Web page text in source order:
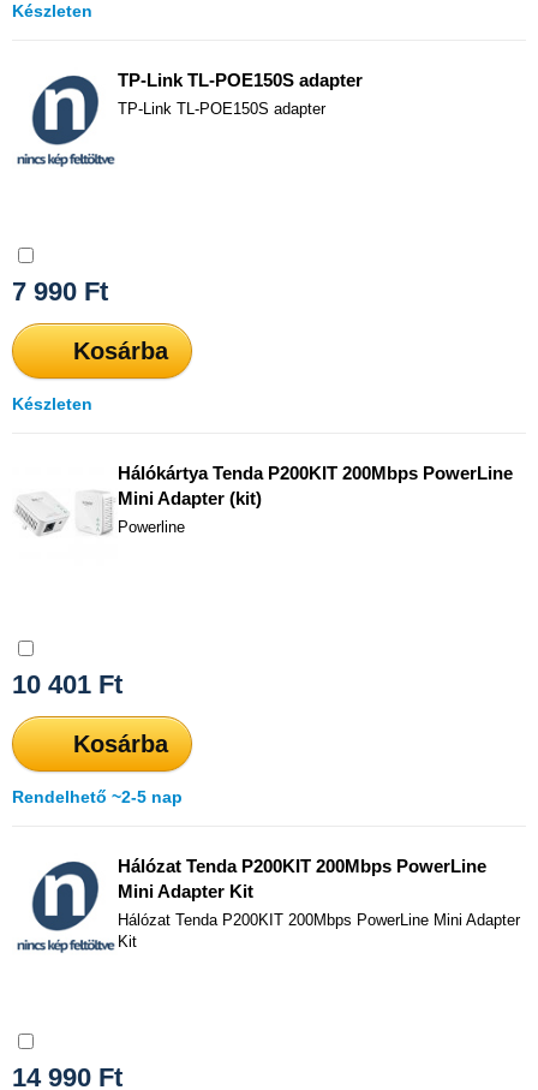
Készleten
TP-Link TL-POE150S adapter
TP-Link TL-POE150S adapter
7 990 Ft
Kosárba
Készleten
Hálókártya Tenda P200KIT 200Mbps PowerLine
Mini Adapter (kit)
Powerline
10 401 Ft
Kosárba
Rendelhető ~2-5 nap
Hálózat Tenda P200KIT 200Mbps PowerLine
Mini Adapter Kit
Hálózat Tenda P200KIT 200Mbps PowerLine Mini Adapter
Kit
14 990 Ft